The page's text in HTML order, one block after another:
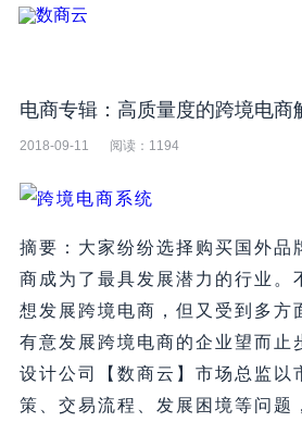
电商专辑：高质量度的跨境电商
2018-09-11 阅读： 1194
摘要：大家纷纷选择购买国外品
商成为了最具发展潜力的行业。
想发展跨境电商，但又受到多方
有意发展跨境电商的企业望而止
设计公司【数商云】市场总监以
策、交易流程、发展困境等问题